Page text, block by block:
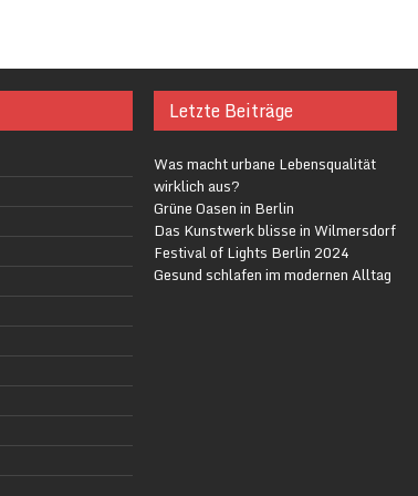
Letzte Beiträge
Was macht urbane Lebensqualität
wirklich aus?
Grüne Oasen in Berlin
Das Kunstwerk blisse in Wilmersdorf
Festival of Lights Berlin 2024
Gesund schlafen im modernen Alltag